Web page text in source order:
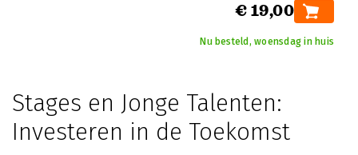
€ 19,00
Nu besteld, woensdag in huis
Stages en Jonge Talenten:
Investeren in de Toekomst